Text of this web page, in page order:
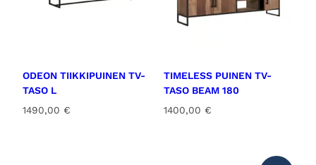
ODEON TIIKKIPUINEN TV-
TASO L
1490,00 €
TIMELESS PUINEN TV-
TASO BEAM 180
1400,00 €